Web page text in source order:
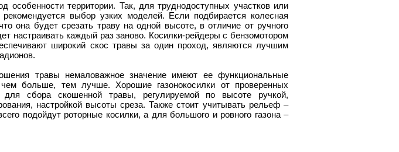
особенности территории. Так, для труднодоступных участков или
выбор узких моделей. Если подбирается колесная
она будет срезать траву на одной высоте, в отличие от ручного
настраивать каждый раз заново. Косилки-рейдеры с бензомотором
широкий скос травы за один проход, являются лучшим
травы немаловажное значение имеют ее функциональные
больше, тем лучше. Хорошие газонокосилки от проверенных
сбора скошенной травы, регулируемой по высоте ручкой,
настройкой высоты среза. Также стоит учитывать рельеф –
подойдут роторные косилки, а для большого и ровного газона –